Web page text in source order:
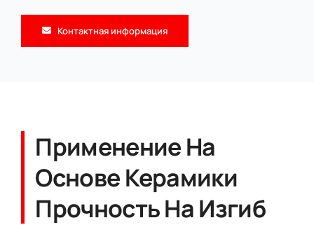
Контактная информация
Применение На
Основе Керамики
Прочность На Изгиб